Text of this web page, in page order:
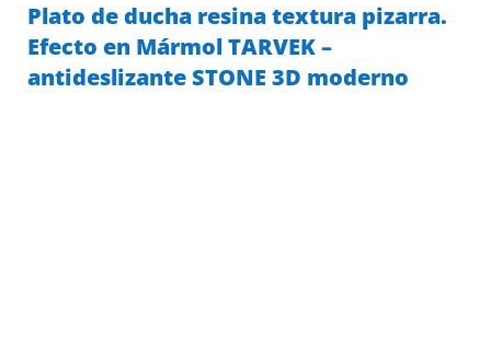
Plato de ducha resina textura pizarra.
Efecto en Mármol TARVEK –
antideslizante STONE 3D moderno